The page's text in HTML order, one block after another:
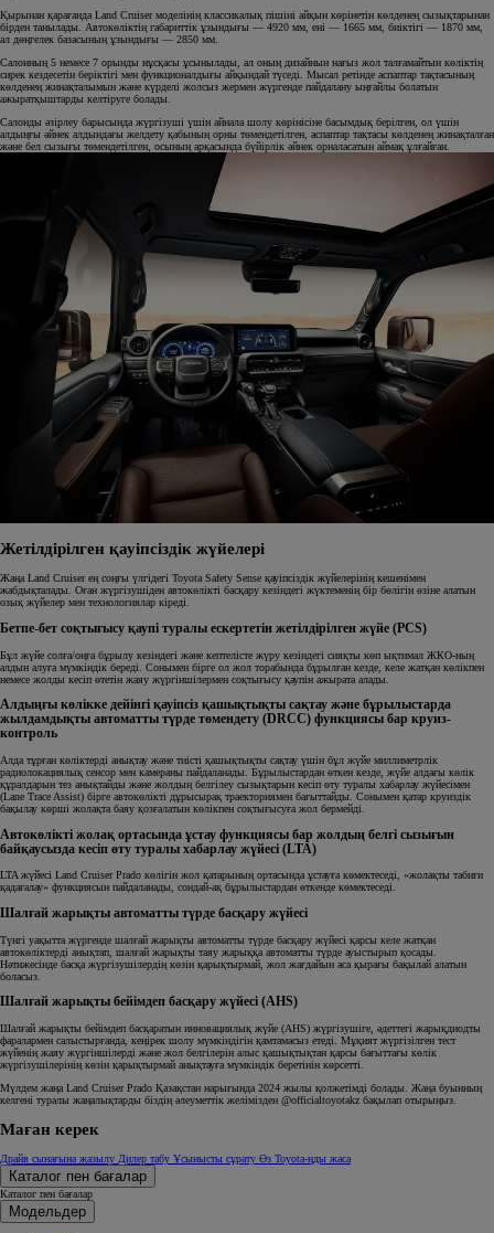
Қырынан қарағанда Land Cruiser моделінің классикалық пішіні айқын көрінетін көлденең сызықтарынан
бірден танылады. Автокөліктің габариттік ұзындығы — 4920 мм, ені — 1665 мм, биіктігі — 1870 мм,
ал дөңгелек базасының ұзындығы — 2850 мм.
Салонның 5 немесе 7 орынды нұсқасы ұсынылады, ал оның дизайнын нағыз жол талғамайтын көліктің
сирек кездесетін беріктігі мен функционалдығы айқындай түседі. Мысал ретінде аспаптар тақтасының
көлденең жинақталымын және күрделі жолсыз жермен жүргенде пайдалану ыңғайлы болатын
ажыратқыштарды келтіруге болады.
Салонды әзірлеу барысында жүргізуші үшін айнала шолу көрінісіне басымдық берілген, ол үшін
алдыңғы әйнек алдындағы желдету қабының орны төмендетілген, аспаптар тақтасы көлденең жинақталған
және бел сызығы төмендетілген, осының арқасында бүйірлік әйнек орналасатын аймақ ұлғайған.
Жетілдірілген қауіпсіздік жүйелері
Жаңа Land Cruiser ең соңғы үлгідегі Toyota Safety Sense қауіпсіздік жүйелерінің кешенімен
жабдықталады. Оған жүргізушіден автокөлікті басқару кезіндегі жүктеменің бір бөлігін өзіне алатын
озық жүйелер мен технологиялар кіреді.
Бетпе-бет соқтығысу қаупі туралы ескертетін жетілдірілген жүйе (PCS)
Бұл жүйе солға/оңға бұрылу кезіндегі және кептелісте жүру кезіндегі сияқты көп ықтимал ЖКО-ның
алдын алуға мүмкіндік береді. Сонымен бірге ол жол торабында бұрылған кезде, келе жатқан көлікпен
немесе жолды кесіп өтетін жаяу жүргіншілермен соқтығысу қаупін ажырата алады.
Алдыңғы көлікке дейінгі қауіпсіз қашықтықты сақтау және бұрылыстарда
жылдамдықты автоматты түрде төмендету (DRCC) функциясы бар круиз-
контроль
Алда тұрған көліктерді анықтау және тиісті қашықтықты сақтау үшін бұл жүйе миллиметрлік
радиолокациялық сенсор мен камераны пайдаланады. Бұрылыстардан өткен кезде, жүйе алдағы көлік
құралдарын тез анықтайды және жолдың белгілеу сызықтарын кесіп өту туралы хабарлау жүйесімен
(Lane Trace Assist) бірге автокөлікті дұрысырақ траекториямен бағыттайды. Сонымен қатар круиздік
бақылау көрші жолақта баяу қозғалатын көлікпен соқтығысуға жол бермейді.
Автокөлікті жолақ ортасында ұстау функциясы бар жолдың белгі сызығын
байқаусызда кесіп өту туралы хабарлау жүйесі (LTA)
LTA жүйесі Land Cruiser Prado көлігін жол қатарының ортасында ұстауға көмектеседі, «жолақты табиғи
қадағалау» функциясын пайдаланады, сондай-ақ бұрылыстардан өткенде көмектеседі.
Шалғай жарықты автоматты түрде басқару жүйесі
Түнгі уақытта жүргенде шалғай жарықты автоматты түрде басқару жүйесі қарсы келе жатқан
автокөліктерді анықтап, шалғай жарықты таяу жарыққа автоматты түрде ауыстырып қосады.
Нәтижесінде басқа жүргізушілердің көзін қарықтырмай, жол жағдайын аса қырағы бақылай алатын
боласыз.
Шалғай жарықты бейімдеп басқару жүйесі (AHS)
Шалғай жарықты бейімдеп басқаратын инновациялық жүйе (AHS) жүргізушіге, әдеттегі жарықдиодты
фаралармен салыстырғанда, кеңірек шолу мүмкіндігін қамтамасыз етеді. Мұқият жүргізілген тест
жүйенің жаяу жүргіншілерді және жол белгілерін алыс қашықтықтан қарсы бағыттағы көлік
жүргізушілерінің көзін қарықтырмай анықтауға мүмкіндік беретінін көрсетті.
Мүлдем жаңа Land Cruiser Prado Қазақстан нарығында 2024 жылы қолжетімді болады. Жаңа буынның
келгені туралы жаңалықтарды біздің әлеуметтік желімізден @officialtoyotakz бақылап отырыңыз.
Маған керек
Драйв сынағына жазылу Дилер табу Ұсынысты сұрату Өз Toyota-ңды жаса
Каталог пен бағалар
Каталог пен бағалар
Модельдер